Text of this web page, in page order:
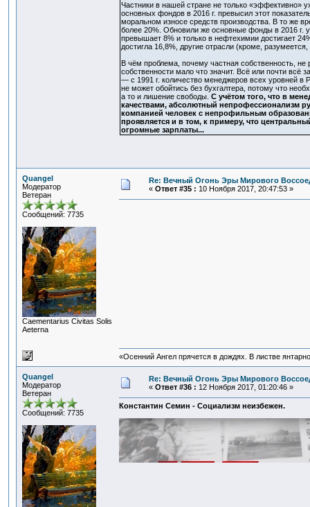
Частники в нашей стране не только «эффективно»
основных фондов в 2016 г. превысил этот
моральном износе средств производства. В то же
более 20%. Обновили же основные фонды в 2016 г.
превышает 8% и только в нефтехимии достигает
достигла 16,8%, другие отрасли (кроме,
В чём проблема, почему частная собственность,
собственности мало что значит. Всё или почти
— с 1991 г. количество менеджеров всех уровней в
не может обойтись без бухгалтера, потому что
а то и лишение свободы. С учётом того, что в
качествами, абсолютный непрофессионализм
компанией человек с непрофильным
проявляется и в том, к примеру, что
огромные зарплаты...
Quangel
Модератор
Ветеран
Сообщений: 7735
Сaementarius Civitas Solis
Aeterna
Re: Вечный Огонь Эры Мирового
« Ответ #35 : 10 Ноября 2017, 20:47:53 »
«Осенний Ангел прячется в дождях. В листве
Quangel
Модератор
Ветеран
Сообщений: 7735
Re: Вечный Огонь Эры Мирового
« Ответ #36 : 12 Ноября 2017, 01:20:46 »
Константин Семин - Социализм неизбежен.